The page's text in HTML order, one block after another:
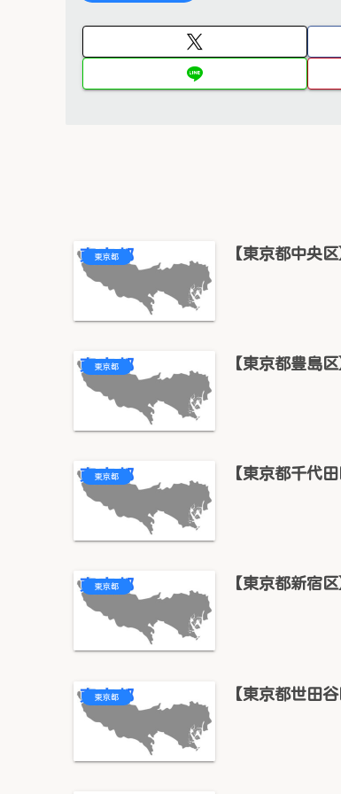
東京都 【東京都中央
東京都 【東京都豊島
東京都 【東京都千代
東京都 【東京都新宿
東京都 【東京都世田